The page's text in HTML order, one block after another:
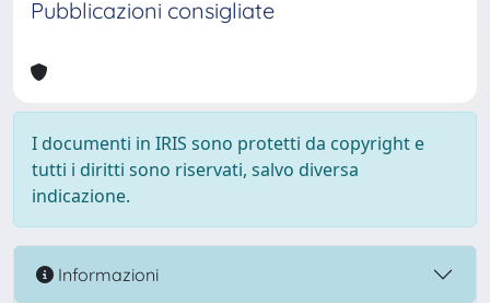
Pubblicazioni consigliate
I documenti in IRIS sono protetti da copyright e
tutti i diritti sono riservati, salvo diversa
indicazione.
Informazioni